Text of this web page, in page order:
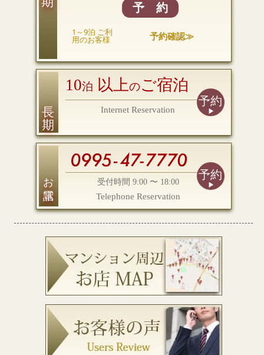
予 約
1～9泊 ご利
用のお客様 予約確認≫
10泊 以上のご宿泊
Internet Reservation
予約
お電話 受付時間 9:00 〜 18:00
Telephone Reservation
予約